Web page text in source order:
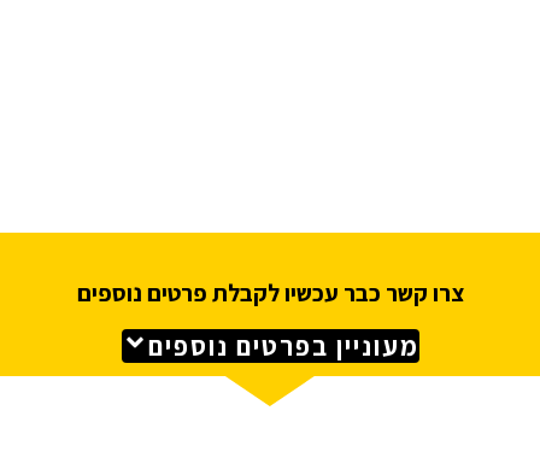
צרו קשר כבר עכשיו לקבלת פרטים נוספים
מעוניין בפרטים נוספים